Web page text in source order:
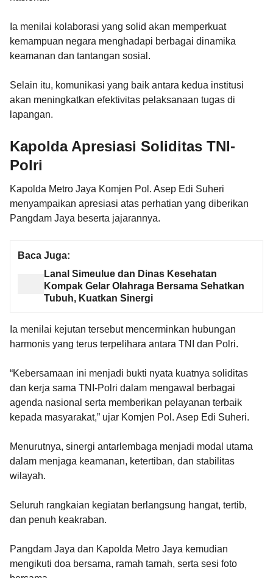
Ia menilai kolaborasi yang solid akan memperkuat
kemampuan negara menghadapi berbagai dinamika
keamanan dan tantangan sosial.
Selain itu, komunikasi yang baik antara kedua institusi
akan meningkatkan efektivitas pelaksanaan tugas di
lapangan.
Kapolda Apresiasi Soliditas TNI-
Polri
Kapolda Metro Jaya Komjen Pol. Asep Edi Suheri
menyampaikan apresiasi atas perhatian yang diberikan
Pangdam Jaya beserta jajarannya.
Baca Juga:
Lanal Simeulue dan Dinas Kesehatan
Kompak Gelar Olahraga Bersama Sehatkan
Tubuh, Kuatkan Sinergi
Ia menilai kejutan tersebut mencerminkan hubungan
harmonis yang terus terpelihara antara TNI dan Polri.
“Kebersamaan ini menjadi bukti nyata kuatnya soliditas
dan kerja sama TNI-Polri dalam mengawal berbagai
agenda nasional serta memberikan pelayanan terbaik
kepada masyarakat,” ujar Komjen Pol. Asep Edi Suheri.
Menurutnya, sinergi antarlembaga menjadi modal utama
dalam menjaga keamanan, ketertiban, dan stabilitas
wilayah.
Seluruh rangkaian kegiatan berlangsung hangat, tertib,
dan penuh keakraban.
Pangdam Jaya dan Kapolda Metro Jaya kemudian
mengikuti doa bersama, ramah tamah, serta sesi foto